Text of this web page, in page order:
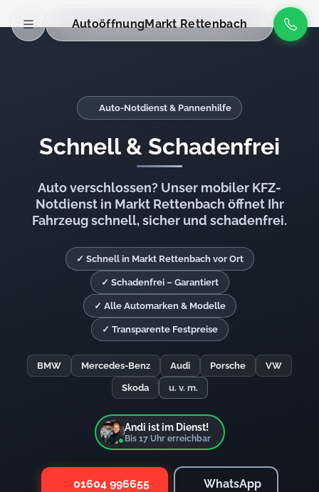
AutoöffnungMarkt Rettenbach
Auto-Notdienst & Pannenhilfe
Schnell & Schadenfrei
Auto verschlossen? Unser mobiler KFZ-
Notdienst in Markt Rettenbach öffnet Ihr
Fahrzeug schnell, sicher und schadenfrei.
✓ Schnell in Markt Rettenbach vor Ort
✓ Schadenfrei – Garantiert
✓ Alle Automarken & Modelle
✓ Transparente Festpreise
BMW Mercedes-Benz Audi Porsche VW
Skoda u. v. m.
Andi ist im Dienst!
Bis 17Uhr erreichbar
01604 996655 WhatsApp